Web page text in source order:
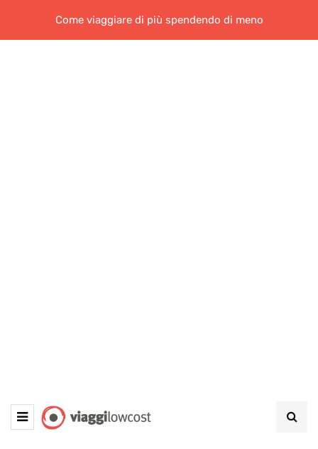
Come viaggiare di più spendendo di meno